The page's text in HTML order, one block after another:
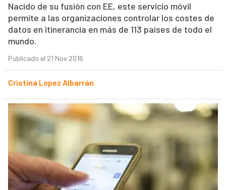
Nacido de su fusión con EE, este servicio móvil
permite a las organizaciones controlar los costes de
datos en itinerancia en más de 113 países de todo el
mundo.
Publicado el 21 Nov 2016
Cristina Lopez Albarrán